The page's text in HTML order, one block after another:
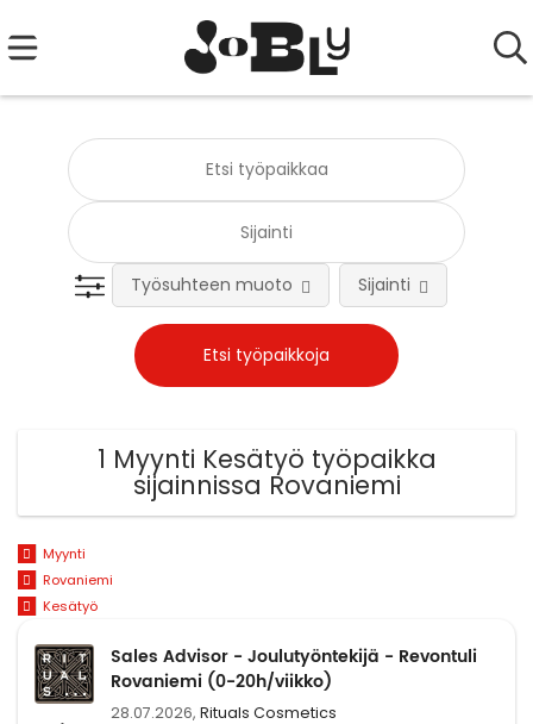
Työsuhteen muoto Sijainti
1 Myynti Kesätyö työpaikka
sijainnissa Rovaniemi
Myynti
Rovaniemi
Kesätyö
Sales Advisor - Joulutyöntekijä - Revontuli
Rovaniemi (0-20h/viikko)
28.07.2026, Rituals Cosmetics